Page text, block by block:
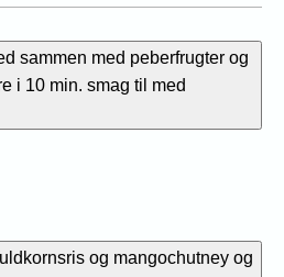
sammen med peberfrugter og
i 10 min. smag til med
og mangochutney og